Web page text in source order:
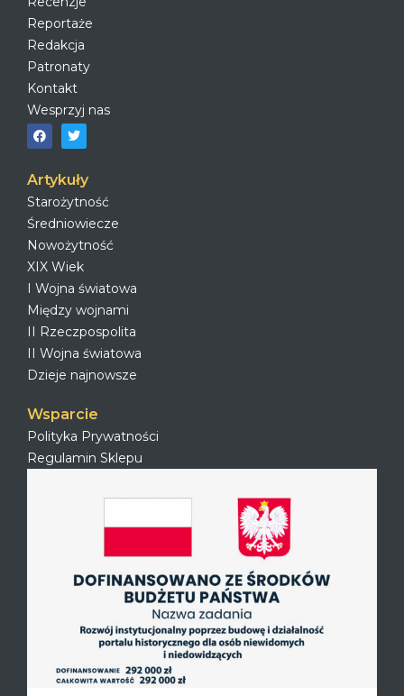
Reportaże
Redakcja
Patronaty
Kontakt
Wesprzyj nas
Artykuły
Starożytność
Średniowiecze
Nowożytność
XIX Wiek
I Wojna światowa
Między wojnami
II Rzeczpospolita
II Wojna światowa
Dzieje najnowsze
Wsparcie
Polityka Prywatności
Regulamin Sklepu